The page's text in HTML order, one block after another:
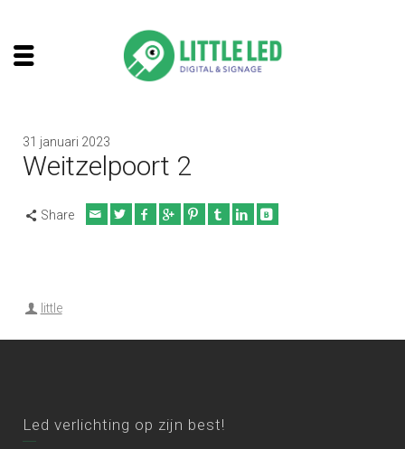
31 januari 2023
Weitzelpoort 2
Share
little
Led verlichting op zijn best!